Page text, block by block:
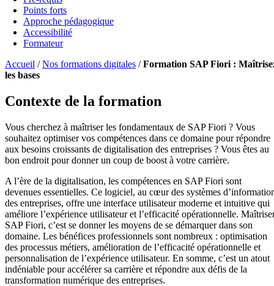
Points forts
Approche pédagogique
Accessibilité
Formateur
Accueil /Nos formations digitales /Formation SAP Fiori :
les bases
Contexte de la formation
Vous cherchez à maîtriser les fondamentaux de SAP Fiori ? Vous
souhaitez optimiser vos compétences dans ce domaine pour répondre
aux besoins croissants de digitalisation des entreprises ? Vous êtes au
bon endroit pour donner un coup de boost à votre carrière.
A l’ère de la digitalisation, les compétences en SAP Fiori sont
devenues essentielles. Ce logiciel, au cœur des systèmes
des entreprises, offre une interface utilisateur moderne et intuitive qui
améliore l’expérience utilisateur et l’efficacité opérationnelle.
SAP Fiori, c’est se donner les moyens de se démarquer dans son
domaine. Les bénéfices professionnels sont nombreux : optimisation
des processus métiers, amélioration de l’efficacité opérationnelle et
personnalisation de l’expérience utilisateur. En somme, c’est un atout
indéniable pour accélérer sa carrière et répondre aux défis de la
transformation numérique des entreprises.